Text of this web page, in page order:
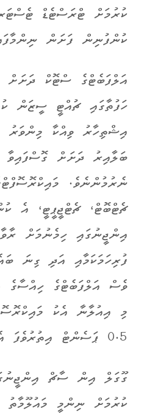
ކުރުމަށް ޓްރަސްޓެޑް
ކުންފުނިން ފަށަން
އަލްފަބެޓްގެ ސްޓޮކް
ހަފުތާގައި ޗުއްޓީ ސީޒަން
އިޝްތިހާރު ވިއްކާ
ބަލާއިރު ދަށަށް
ނެރުމުންނެވެ.
ޗެޓްބޮޓް، ޗެޓްޖީޕީޓީ، އެ
އިންޖީނުގައި ހިމެނުމަށް
ފުރިހަމަކަމާއި އަދި ގިނަ
ވެސް އަލްފަބެޓްގެ
މި އިއުލާނާ އެކު
0.5 ޕަސެންޓް އިތުރުވެފަ އެވެ.
ގޫގަލް އިން ސާޗް
ކުރުމަށް ނިންމީ މައުލޫމާތު